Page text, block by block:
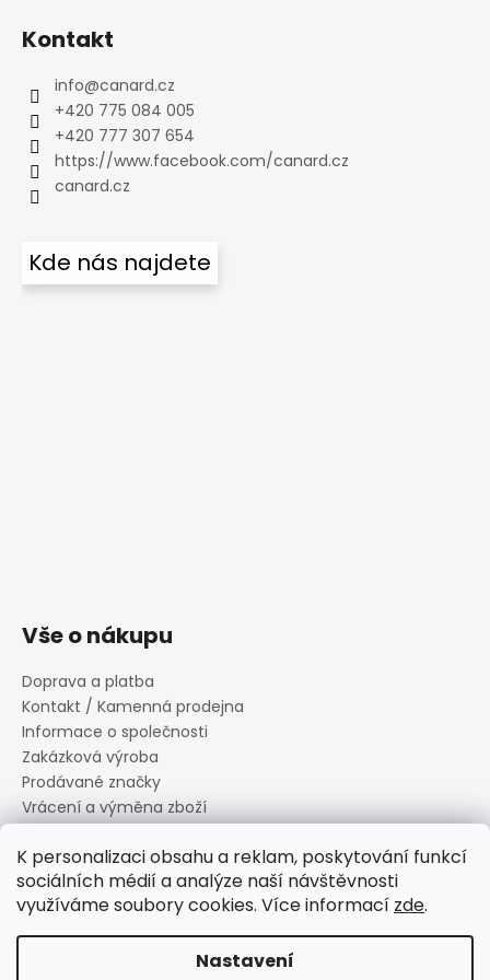
K personalizaci obsahu a reklam, poskytování funkcí
sociálních médií a analýze naší návštěvnosti
využíváme soubory cookies. Více informací zde.
Nastavení
Kontakt
info@canard.cz
+420 775 084 005
+420 777 307 654
https://www.facebook.com/canard.cz
canard.cz
Kde nás najdete
Vše o nákupu
Doprava a platba
Kontakt / Kamenná prodejna
Informace o společnosti
Zakázková výroba
Prodávané značky
Vrácení a výměna zboží
Informace o souborech cookies
Reklamační řád
Obchodní podmínky